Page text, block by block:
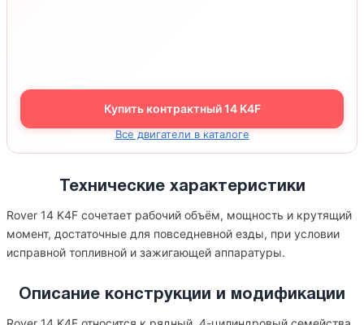
Купить контрактный 14 K4F
Все двигатели в каталоге
Технические характеристики
Rover 14 K4F сочетает рабочий объём, мощность и крутящий
момент, достаточные для повседневной езды, при условии
исправной топливной и зажигающей аппаратуры.
Описание конструкции и модификации